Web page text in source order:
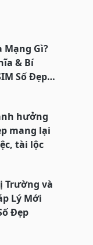
Mạng Gì?
& Bí
Số Đẹp
hưởng
mang lại
tài lộc
Trường và
Lý Mới
Đẹp